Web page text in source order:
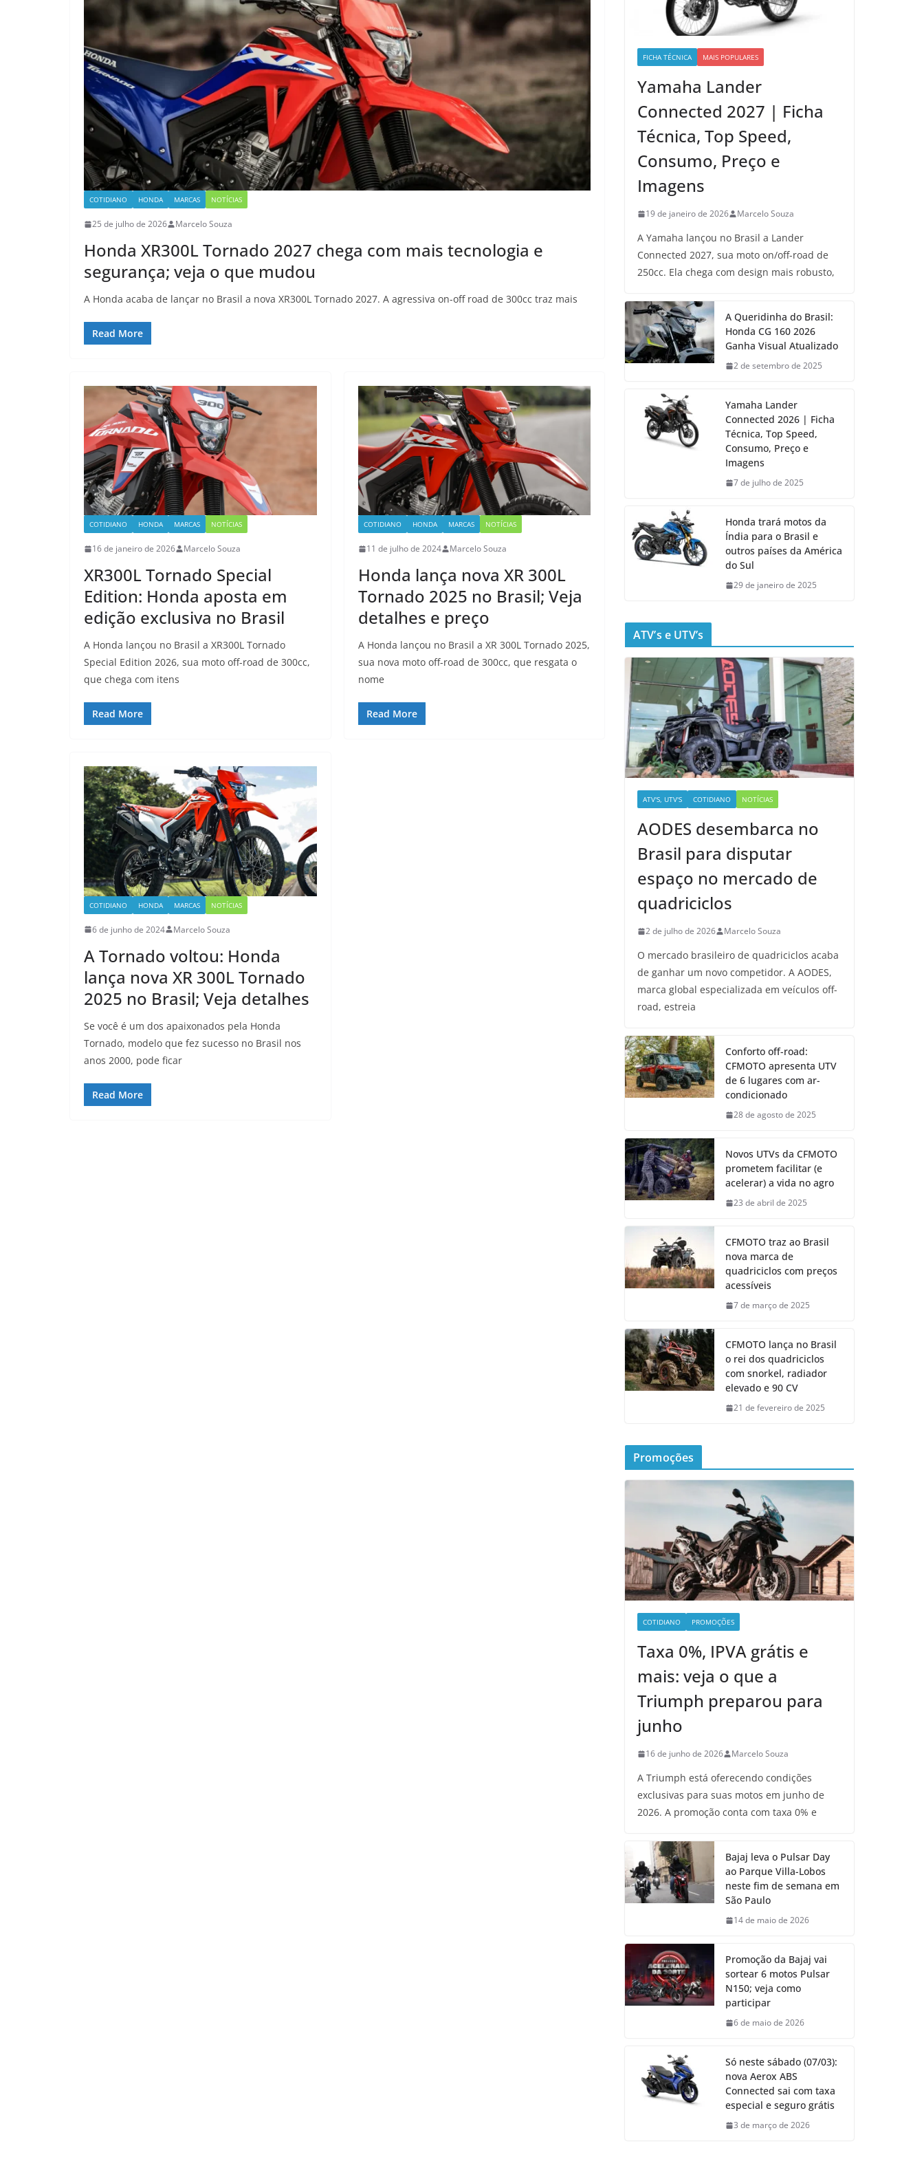
COTIDIANO HONDA MARCAS NOTÍCIAS
25 de julho de 2026 Marcelo Souza
Honda XR300L Tornado 2027 chega com mais tecnologia e
segurança; veja o que mudou
A Honda acaba de lançar no Brasil a nova XR300L Tornado 2027. A agressiva on-off road de 300cc traz mais
Read More
COTIDIANO HONDA MARCAS NOTÍCIAS
16 de janeiro de 2026 Marcelo Souza
XR300L Tornado Special
Edition: Honda aposta em
edição exclusiva no Brasil
A Honda lançou no Brasil a XR300L Tornado
Special Edition 2026, sua moto off-road de 300cc,
que chega com itens
Read More
COTIDIANO HONDA MARCAS NOTÍCIAS
11 de julho de 2024 Marcelo Souza
Honda lança nova XR 300L
Tornado 2025 no Brasil; Veja
detalhes e preço
A Honda lançou no Brasil a XR 300L Tornado 2025,
sua nova moto off-road de 300cc, que resgata o
nome
Read More
COTIDIANO HONDA MARCAS NOTÍCIAS
6 de junho de 2024 Marcelo Souza
A Tornado voltou: Honda
lança nova XR 300L Tornado
2025 no Brasil; Veja detalhes
Se você é um dos apaixonados pela Honda
Tornado, modelo que fez sucesso no Brasil nos
anos 2000, pode ficar
Read More
FICHA TÉCNICA MAIS POPULARES
Yamaha Lander
Connected 2027 | Ficha
Técnica, Top Speed,
Consumo, Preço e
Imagens
19 de janeiro de 2026 Marcelo Souza
A Yamaha lançou no Brasil a Lander
Connected 2027, sua moto on/off-road de
250cc. Ela chega com design mais robusto,
A Queridinha do Brasil:
Honda CG 160 2026
Ganha Visual Atualizado
2 de setembro de 2025
Yamaha Lander
Connected 2026 | Ficha
Técnica, Top Speed,
Consumo, Preço e
Imagens
7 de julho de 2025
Honda trará motos da
Índia para o Brasil e
outros países da América
do Sul
29 de janeiro de 2025
ATV’s e UTV’s
ATV'S, UTV'S COTIDIANO NOTÍCIAS
AODES desembarca no
Brasil para disputar
espaço no mercado de
quadriciclos
2 de julho de 2026 Marcelo Souza
O mercado brasileiro de quadriciclos acaba
de ganhar um novo competidor. A AODES,
marca global especializada em veículos off-
road, estreia
Conforto off-road:
CFMOTO apresenta UTV
de 6 lugares com ar-
condicionado
28 de agosto de 2025
Novos UTVs da CFMOTO
prometem facilitar (e
acelerar) a vida no agro
23 de abril de 2025
CFMOTO traz ao Brasil
nova marca de
quadriciclos com preços
acessíveis
7 de março de 2025
CFMOTO lança no Brasil
o rei dos quadriciclos
com snorkel, radiador
elevado e 90 CV
21 de fevereiro de 2025
Promoções
COTIDIANO PROMOÇÕES
Taxa 0%, IPVA grátis e
mais: veja o que a
Triumph preparou para
junho
16 de junho de 2026 Marcelo Souza
A Triumph está oferecendo condições
exclusivas para suas motos em junho de
2026. A promoção conta com taxa 0% e
Bajaj leva o Pulsar Day
ao Parque Villa-Lobos
neste fim de semana em
São Paulo
14 de maio de 2026
Promoção da Bajaj vai
sortear 6 motos Pulsar
N150; veja como
participar
6 de maio de 2026
Só neste sábado (07/03):
nova Aerox ABS
Connected sai com taxa
especial e seguro grátis
3 de março de 2026